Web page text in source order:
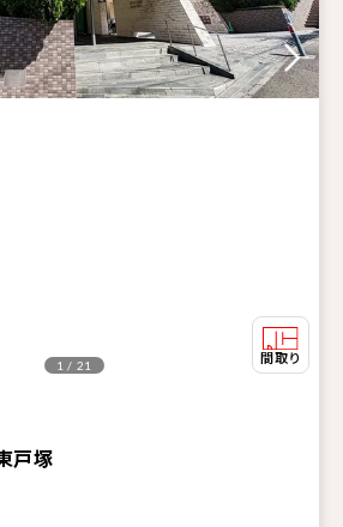
戸塚
1 / 21